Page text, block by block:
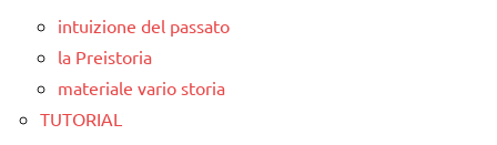
intuizione del passato
la Preistoria
materiale vario storia
TUTORIAL